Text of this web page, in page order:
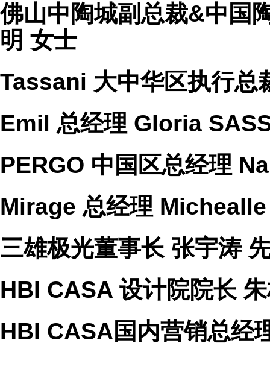
佛山中陶城副总裁&中国
明 女士
Tassani 大中华区执行总
Emil 总经理 Gloria
PERGO 中国区总经理
Mirage 总经理
三雄极光董事长 张宇涛
HBI CASA 设计院院长
HBI CASA国内营销总经